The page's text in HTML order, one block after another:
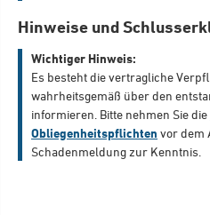
Hinweise und
Wichtiger Hinweis:
Es besteht die vertragliche
wahrheitsgemäß über den
informieren. Bitte nehmen Sie die
Obliegenheitspflichten vor dem
Schadenmeldung zur Kenntnis.